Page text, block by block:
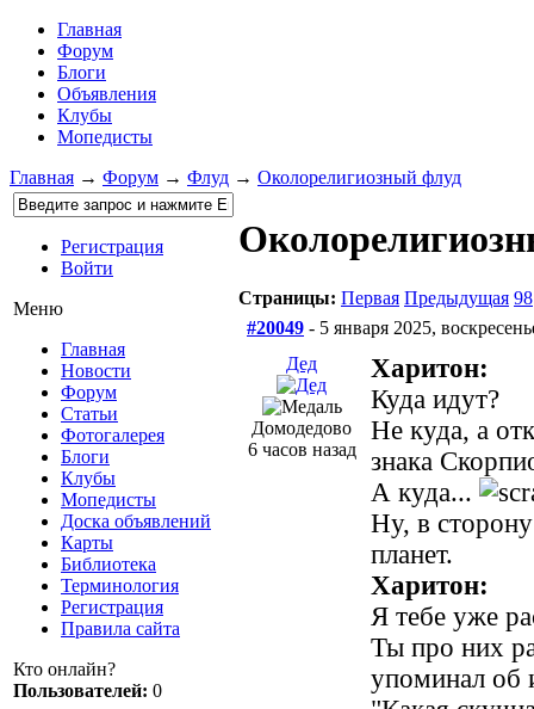
Главная
Форум
Блоги
Объявления
Клубы
Мопедисты
Главная → Форум → Флуд → Околорелигиозный флуд
Регистрация
Войти
Меню
Главная
Новости
Форум
Статьи
Фотогалерея
Блоги
Клубы
Мопедисты
Доска объявлений
Карты
Библиотека
Терминология
Регистрация
Правила сайта
Кто онлайн?
Пользователей: 0
Страницы: Первая Предыдущая 98
#20049 - 5 января 2025,
Дед
Домодедово
6 часов назад
Харитон:
Куда идут?
Не куда, а
знака
А куда...
Ну, в
планет.
Харитон:
Я тебе уже
Ты про них
упоминал об